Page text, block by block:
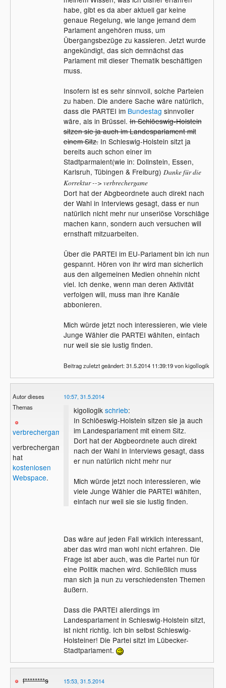
habe, gibt es da aber aktuell gar keine
genaue Regelung, wie lange jemand dem
Parlament angehören muss, um
Übergangsbezüge zu kassieren. Jetzt wurde
angekündigt, das sich demnächst das
Parlament mit dieser Thematik beschäftigen
muss.
Insofern ist es sehr sinnvoll, solche Parteien
zu haben. Die andere Sache wäre natürlich,
dass die PARTEI im Bundestag sinnvoller
wäre, als in Brüssel.In Schlöeswig-Holstein
sitzen sie ja auch im Landesparlament mit
einem Sitz.In Schleswig-Holstein sitzt ja
bereits auch schon einer im
Stadtparmalent(wie in: Dollnstein, Essen,
Karlsruh, Tübingen & Freiburg) Danke für die
Korrektur --> verbrechergame
Dort hat der Abgbeordnete auch direkt nach
der Wahl in Interviews gesagt, dass er nun
natürlich nicht mehr nur unseriöse Vorschläge
machen kann, sondern auch versuchen will
ernsthaft mitzuarbeiten.
Über die PARTEI im EU-Parlament bin ich nun
gespannt. Hören von ihr wird man sicherlich
aus den allgemeinen Medien ohnehin nicht
viel. Ich denke, wenn man deren Aktivität
verfolgen will, muss man ihre Kanäle
abbonieren.
Mich würde jetzt noch interessieren, wie viele
Junge Wähler die PARTEI wählten, einfach
nur weil sie sie lustig finden.
Beitrag zuletzt geändert: 31.5.2014 11:39:19 von kigollogik
Autor dieses
Themas
verbrechergame
verbrechergame
hat
kostenlosen
Webspace.
10:57, 31.5.2014
kigollogik schrieb:
In Schlöeswig-Holstein sitzen sie ja auch
im Landesparlament mit einem Sitz.
Dort hat der Abgbeordnete auch direkt
nach der Wahl in Interviews gesagt, dass
er nun natürlich nicht mehr nur
Mich würde jetzt noch interessieren, wie
viele Junge Wähler die PARTEI wählten,
einfach nur weil sie sie lustig finden.
Das wäre auf jeden Fall wirklich interessant,
aber das wird man wohl nicht erfahren. Die
Frage ist aber auch, was die Partei nun für
eine Politik machen wird. Schließlich muss
man sich ja nun zu verschiedensten Themen
äußern.
Dass die PARTEI allerdings im
Landesparlament in Schleswig-Holstein sitzt,
ist nicht richtig. Ich bin selbst Schleswig-
Holsteiner! Die Partei sitzt im Lübecker-
Stadtparlament.
f********s 15:53, 31.5.2014